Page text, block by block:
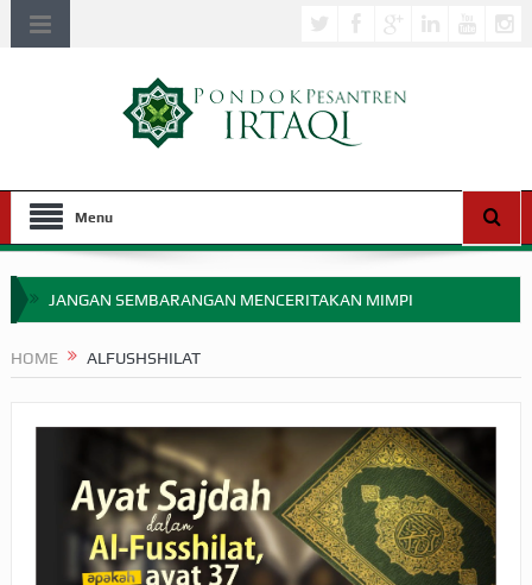
Menu
JANGAN SEMBARANGAN MENCERITAKAN MIMPI
APA HUKUM MEMPERCEPAT PEMBAYARAN ZAKAT
SEBELUM TIBA SAAT WAJIB?
HAKIKAT NIKMAT DI DUNIA!
BAGAIMANA CARA MEMBAYAR ZAKAT UANG?
HOME ALFUSHSHILAT